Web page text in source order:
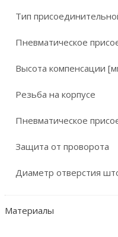
Тип
Пневматическое
Высота компенсации
Резьба на корпусе
Пневматическое
Защита от проворота
Диаметр отверстия
Материалы